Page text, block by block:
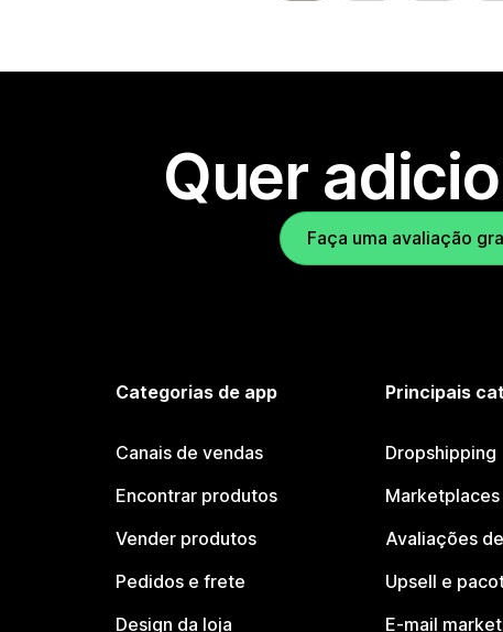
Quer
Faça uma avaliação
Categorias de app
Canais de vendas
Encontrar produtos
Vender produtos
Pedidos e frete
Design da loja
Principais
Dropshipping
Marketplaces
Avaliações
Upsell e
E-mail